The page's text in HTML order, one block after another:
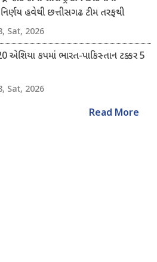
નિર્ણય હવેથી છત્તીસગઢ ટીમ તરફથી
રમશે
Sat, 2026
એશિયા કપમાં ભારત-પાકિસ્તાન ટક્કર 5
Sat, 2026
Read More